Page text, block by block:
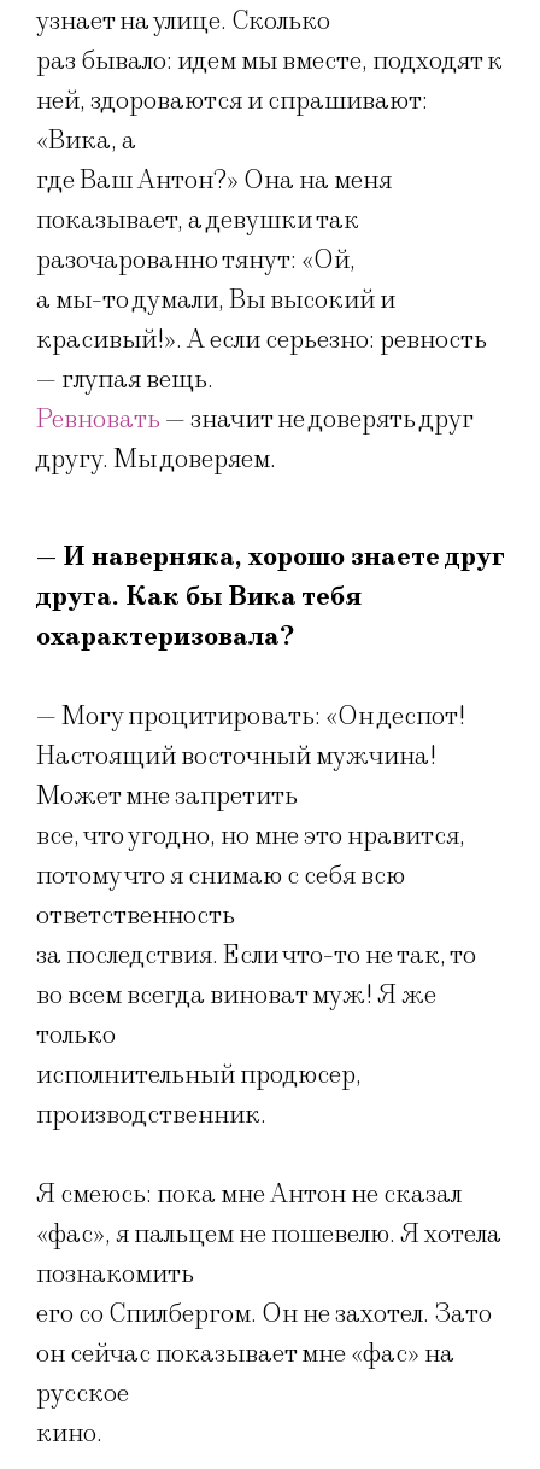
узнает на улице. Сколько
раз бывало: идем мы вместе, подходят к
ней, здороваются и спрашивают:
«Вика, а
где Ваш Антон?» Она на меня
показывает, а девушки так
разочарованно тянут: «Ой,
а мы-то думали, Вы высокий и
красивый!». А если серьезно: ревность
— глупая вещь.
Ревновать — значит не доверять друг
другу. Мы доверяем.
— И наверняка, хорошо знаете друг
друга. Как бы Вика тебя
охарактеризовала?
— Могу процитировать: «Он деспот!
Настоящий восточный мужчина!
Может мне запретить
все, что угодно, но мне это нравится,
потому что я снимаю с себя всю
ответственность
за последствия. Если что-то не так, то
во всем всегда виноват муж! Я же
только
исполнительный продюсер,
производственник.
Я смеюсь: пока мне Антон не сказал
«фас», я пальцем не пошевелю. Я хотела
познакомить
его со Спилбергом. Он не захотел. Зато
он сейчас показывает мне «фас» на
русское
кино.